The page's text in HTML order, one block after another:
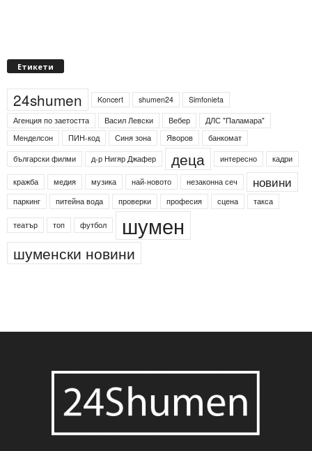
Етикети
24shumen Koncert shumen24
Simfonieta
Агенция по заетостта
Васил Левски Вебер
ДЛС "Паламара"
Менделсон
ПИН-код Синя зона Яворов
банкомат
български филми
д-р Нигяр Джафер деца интересно кадри
кражба медия музика най-новото незаконна сеч новини
паркинг питейна вода проверки професия сцена такса
театър топ футбол шумен
шуменски новини